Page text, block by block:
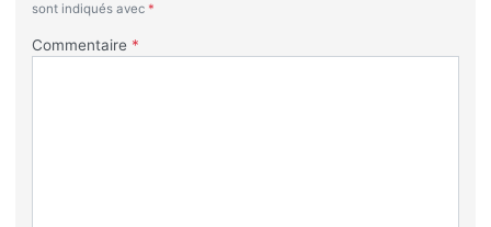
sont indiqués avec *
Commentaire *